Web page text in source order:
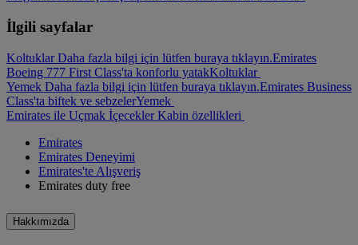
İlgili sayfalar
Koltuklar Daha fazla bilgi için lütfen buraya tıklayın.Emirates
Boeing 777 First Class'ta konforlu yatakKoltuklar
Yemek Daha fazla bilgi için lütfen buraya tıklayın.Emirates Business
Class'ta biftek ve sebzelerYemek
Emirates ile Uçmak İçecekler Kabin özellikleri
Emirates
Emirates Deneyimi
Emirates'te Alışveriş
Emirates duty free
Hakkımızda